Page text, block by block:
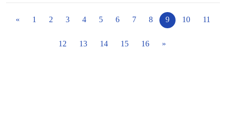
« 1 2 3 4 5 6 7 8 9 10 11
12 13 14 15 16 »